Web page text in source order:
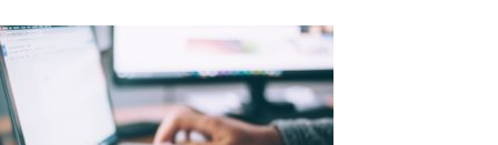
<
a
h
e